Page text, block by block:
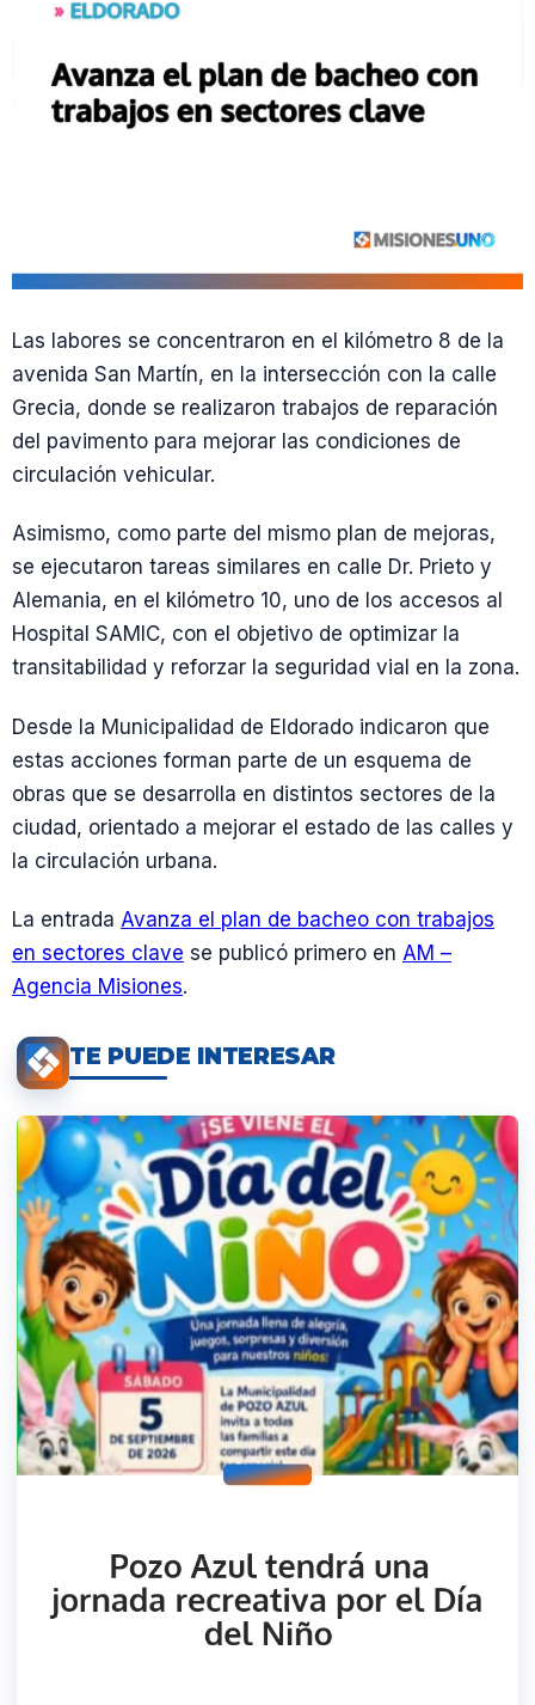
Las labores se concentraron en el kilómetro 8 de la
avenida San Martín, en la intersección con la calle
Grecia, donde se realizaron trabajos de reparación
del pavimento para mejorar las condiciones de
circulación vehicular.
Asimismo, como parte del mismo plan de mejoras,
se ejecutaron tareas similares en calle Dr. Prieto y
Alemania, en el kilómetro 10, uno de los accesos al
Hospital SAMIC, con el objetivo de optimizar la
transitabilidad y reforzar la seguridad vial en la zona.
Desde la Municipalidad de Eldorado indicaron que
estas acciones forman parte de un esquema de
obras que se desarrolla en distintos sectores de la
ciudad, orientado a mejorar el estado de las calles y
la circulación urbana.
La entrada Avanza el plan de bacheo con trabajos
en sectores clave se publicó primero en AM –
Agencia Misiones.
TE PUEDE INTERESAR